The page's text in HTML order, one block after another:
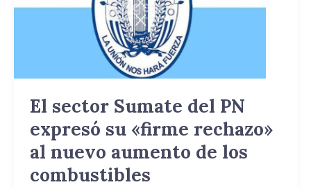
El sector Sumate del PN
expresó su «firme rechazo»
al nuevo aumento de los
combustibles
PN
rechazo»
nuevo
aumento
los
combustibles